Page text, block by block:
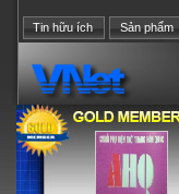
Tin hữu ích Sản phẩm